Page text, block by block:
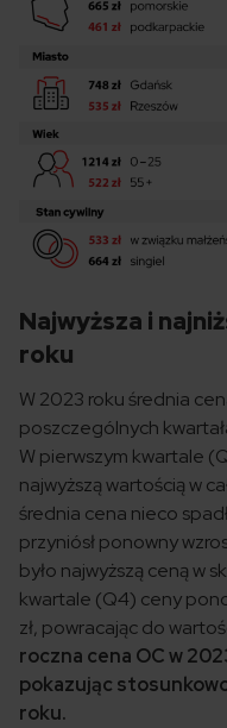
Najwyższa i
roku
W 2023 roku średnia
poszczególnych
W pierwszym kwartale
najwyższą wartością w
średnia cena nieco
przyniósł ponowny
było najwyższą ceną w
kwartale (Q4) ceny
zł, powracając do
roczna cena OC w
pokazując
roku.